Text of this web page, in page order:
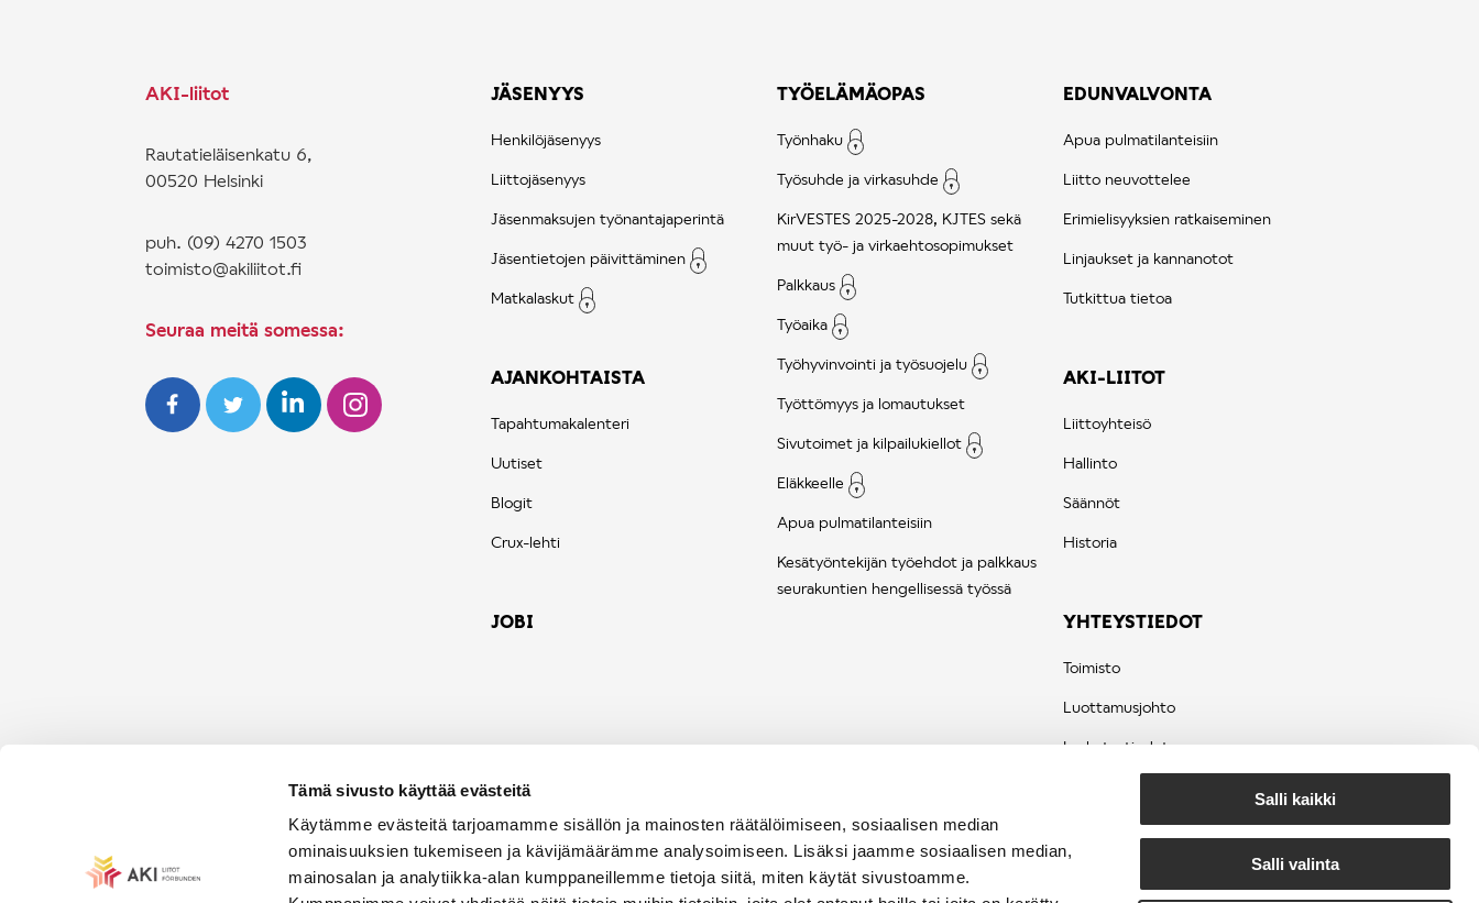
Tämä sivusto käyttää evästeitä
Käytämme evästeitä tarjoamamme sisällön ja mainosten räätälöimiseen, sosiaalisen median
ominaisuuksien tukemiseen ja kävijämäärämme analysoimiseen. Lisäksi jaamme sosiaalisen median,
mainosalan ja analytiikka-alan kumppaneillemme tietoja siitä, miten käytät sivustoamme.
Salli kaikki
Salli valinta
AKI-liitot
Rautatieläisenkatu 6,
00520 Helsinki
puh. (09) 4270 1503
toimisto@akiliitot.fi
Seuraa meitä somessa:
JÄSENYYS
Henkilöjäsenyys
Liittojäsenyys
Jäsenmaksujen työnantajaperintä
Jäsentietojen päivittäminen
Matkalaskut
AJANKOHTAISTA
Tapahtumakalenteri
Uutiset
Blogit
Crux-lehti
JOBI
TYÖELÄMÄOPAS
Työnhaku
Työsuhde ja virkasuhde
KirVESTES 2025-2028, KJTES sekä
muut työ- ja virkaehtosopimukset
Palkkaus
Työaika
Työhyvinvointi ja työsuojelu
Työttömyys ja lomautukset
Sivutoimet ja kilpailukiellot
Eläkkeelle
Apua pulmatilanteisiin
Kesätyöntekijän työehdot ja palkkaus
seurakuntien hengellisessä työssä
EDUNVALVONTA
Apua pulmatilanteisiin
Liitto neuvottelee
Erimielisyyksien ratkaiseminen
Linjaukset ja kannanotot
Tutkittua tietoa
AKI-LIITOT
Liittoyhteisö
Hallinto
Säännöt
Historia
YHTEYSTIEDOT
Toimisto
Luottamusjohto
Laskutustiedot